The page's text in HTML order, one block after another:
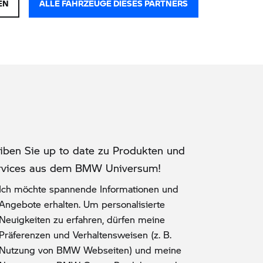
ALLE FAHRZEUGE DIESES PARTNERS
Sie up to date zu Produkten und
aus dem BMW Universum!
Ich möchte spannende Informationen und
erhalten. Um personalisierte
Neuigkeiten zu erfahren, dürfen meine
Präferenzen und Verhaltensweisen (z. B.
Nutzung von BMW Webseiten) und meine